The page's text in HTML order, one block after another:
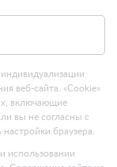
индивидуализации
веб-сайта. «Cookie»
включающие
вы не согласны с
браузера.
использовании